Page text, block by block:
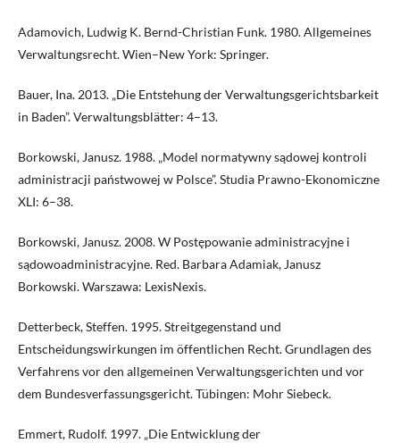
Adamovich, Ludwig K. Bernd-Christian Funk. 1980. Allgemeines
Verwaltungsrecht. Wien–New York: Springer.
Bauer, Ina. 2013. „Die Entstehung der Verwaltungsgerichtsbarkeit
in Baden”. Verwaltungsblätter: 4–13.
Borkowski, Janusz. 1988. „Model normatywny sądowej kontroli
administracji państwowej w Polsce”. Studia Prawno-Ekonomiczne
XLI: 6–38.
Borkowski, Janusz. 2008. W Postępowanie administracyjne i
sądowoadministracyjne. Red. Barbara Adamiak, Janusz
Borkowski. Warszawa: LexisNexis.
Detterbeck, Steffen. 1995. Streitgegenstand und
Entscheidungswirkungen im öffentlichen Recht. Grundlagen des
Verfahrens vor den allgemeinen Verwaltungsgerichten und vor
dem Bundesverfassungsgericht. Tübingen: Mohr Siebeck.
Emmert, Rudolf. 1997. „Die Entwicklung der